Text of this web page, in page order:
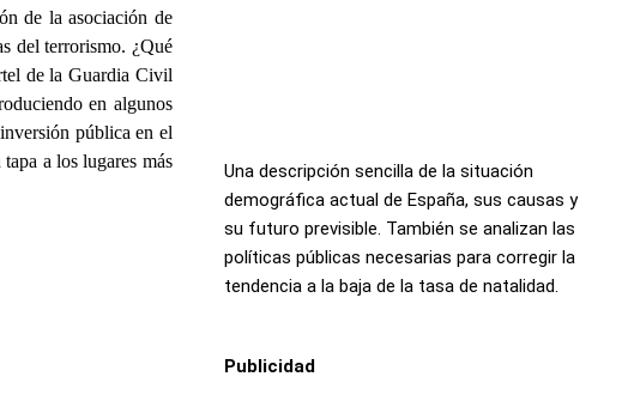
de la asociación de
del terrorismo. ¿Qué
de la Guardia Civil
en algunos
pública en el
a los lugares más
Una descripción sencilla de la situación
demográfica actual de España, sus causas y
su futuro previsible. También se analizan las
políticas públicas necesarias para corregir la
tendencia a la baja de la tasa de natalidad.
Publicidad